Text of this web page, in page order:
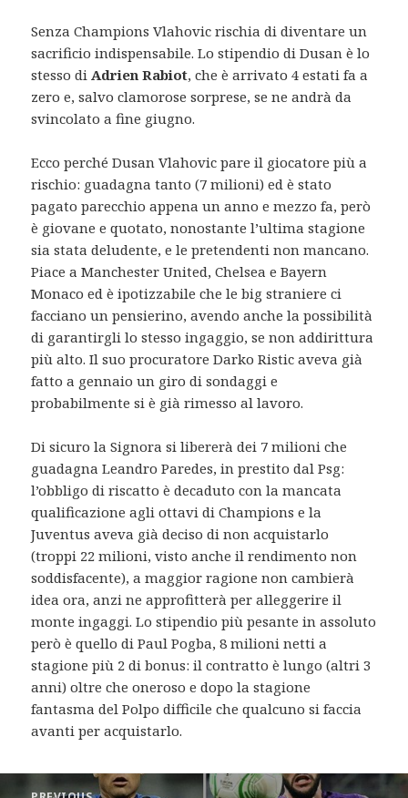
Senza Champions Vlahovic rischia di diventare un
sacrificio indispensabile. Lo stipendio di Dusan è lo
stesso di Adrien Rabiot, che è arrivato 4 estati fa a
zero e, salvo clamorose sorprese, se ne andrà da
svincolato a fine giugno.
Ecco perché Dusan Vlahovic pare il giocatore più a
rischio: guadagna tanto (7 milioni) ed è stato
pagato parecchio appena un anno e mezzo fa, però
è giovane e quotato, nonostante l’ultima stagione
sia stata deludente, e le pretendenti non mancano.
Piace a Manchester United, Chelsea e Bayern
Monaco ed è ipotizzabile che le big straniere ci
facciano un pensierino, avendo anche la possibilità
di garantirgli lo stesso ingaggio, se non addirittura
più alto. Il suo procuratore Darko Ristic aveva già
fatto a gennaio un giro di sondaggi e
probabilmente si è già rimesso al lavoro.
Di sicuro la Signora si libererà dei 7 milioni che
guadagna Leandro Paredes, in prestito dal Psg:
l’obbligo di riscatto è decaduto con la mancata
qualificazione agli ottavi di Champions e la
Juventus aveva già deciso di non acquistarlo
(troppi 22 milioni, visto anche il rendimento non
soddisfacente), a maggior ragione non cambierà
idea ora, anzi ne approfitterà per alleggerire il
monte ingaggi. Lo stipendio più pesante in assoluto
però è quello di Paul Pogba, 8 milioni netti a
stagione più 2 di bonus: il contratto è lungo (altri 3
anni) oltre che oneroso e dopo la stagione
fantasma del Polpo difficile che qualcuno si faccia
avanti per acquistarlo.